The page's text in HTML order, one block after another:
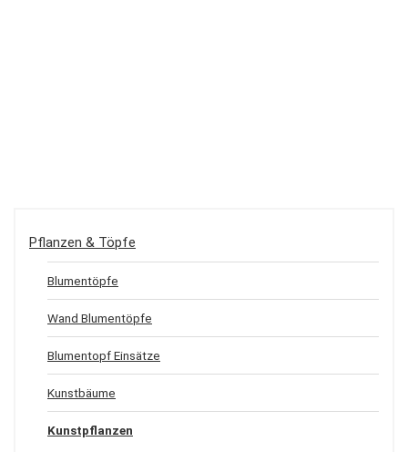
Pflanzen & Töpfe
Blumentöpfe
Wand Blumentöpfe
Blumentopf Einsätze
Kunstbäume
Kunstpflanzen